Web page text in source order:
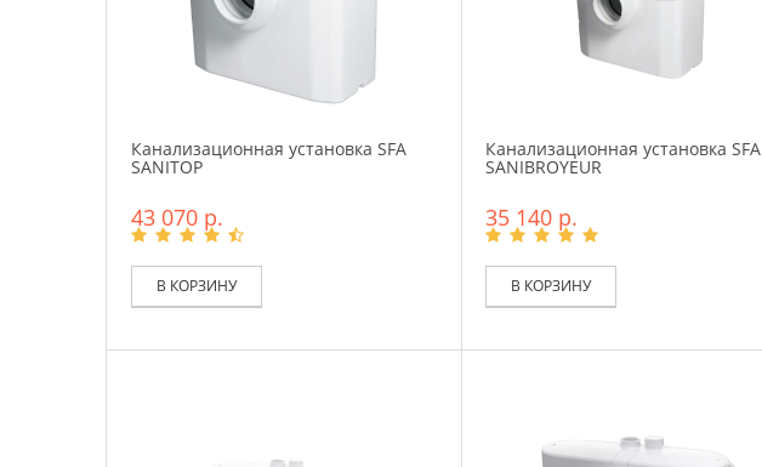
Канализационная установка SFA
SANITOP
43 070 р.
В КОРЗИНУ
Канализационная установка SFA
SANIBROYEUR
35 140 р.
В КОРЗИНУ